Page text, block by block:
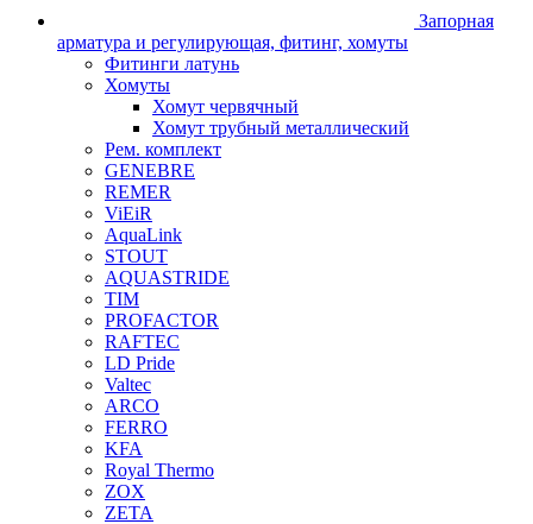
Запорная
арматура и регулирующая, фитинг, хомуты
Фитинги латунь
Хомуты
Хомут червячный
Хомут трубный металлический
Рем. комплект
GENEBRE
REMER
ViEiR
AquaLink
STOUT
AQUASTRIDE
TIM
PROFACTOR
RAFTEC
LD Pride
Valtec
ARCO
FERRO
KFA
Royal Thermo
ZOX
ZETA